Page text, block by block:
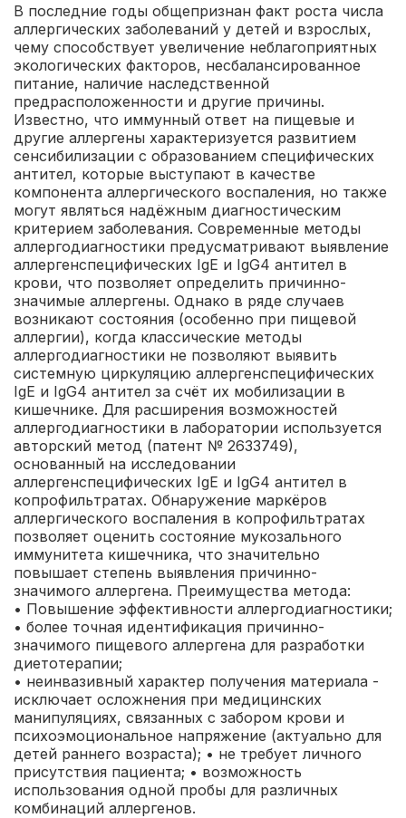
В последние годы общепризнан факт роста числа
аллергических заболеваний у детей и взрослых,
чему способствует увеличение неблагоприятных
экологических факторов, несбалансированное
питание, наличие наследственной
предрасположенности и другие причины.
Известно, что иммунный ответ на пищевые и
другие аллергены характеризуется развитием
сенсибилизации с образованием специфических
антител, которые выступают в качестве
компонента аллергического воспаления, но также
могут являться надёжным диагностическим
критерием заболевания. Современные методы
аллергодиагностики предусматривают выявление
аллергенспецифических IgЕ и IgG4 антител в
крови, что позволяет определить причинно-
значимые аллергены. Однако в ряде случаев
возникают состояния (особенно при пищевой
аллергии), когда классические методы
аллергодиагностики не позволяют выявить
системную циркуляцию аллергенспецифических
IgE и IgG4 антител за счёт их мобилизации в
кишечнике. Для расширения возможностей
аллергодиагностики в лаборатории используется
авторский метод (патент № 2633749),
основанный на исследовании
аллергенспецифических IgE и IgG4 антител в
копрофильтратах. Обнаружение маркёров
аллергического воспаления в копрофильтратах
позволяет оценить состояние мукозального
иммунитета кишечника, что значительно
повышает степень выявления причинно-
значимого аллергена. Преимущества метода:
• Повышение эффективности аллергодиагностики;
• более точная идентификация причинно-
значимого пищевого аллергена для разработки
диетотерапии;
• неинвазивный характер получения материала -
исключает осложнения при медицинских
манипуляциях, связанных с забором крови и
психоэмоциональное напряжение (актуально для
детей раннего возраста); • не требует личного
присутствия пациента; • возможность
использования одной пробы для различных
комбинаций аллергенов.